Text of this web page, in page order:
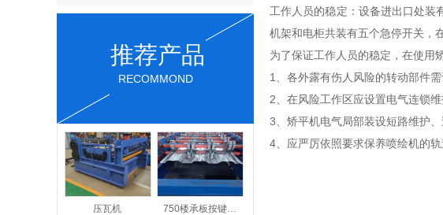
推荐产品
RECOMMOND
压瓦机 750楼承板按键…
工作人员的稳定：设备进出口处装
机架和电柜共装有五个急停开关，
为了保证工作人员的稳定，在使用
1、各外露有伤人风险的转动部件
2、在风险工作区应设置电气连锁
3、矫平机电气局部装设短路维护
4、应严厉依照要求保养喷绘机的